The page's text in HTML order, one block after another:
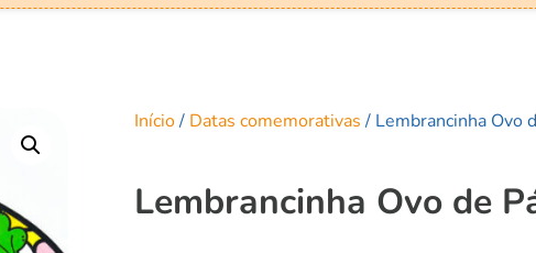
Início/ Datas comemorativas / Lembrancinha Ovo
Lembrancinha Ovo de